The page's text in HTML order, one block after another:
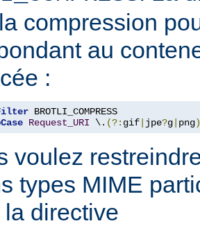
compression
au
:
Request_URI \. (?: gif jpe?g png)
voulez
types MIME
directive